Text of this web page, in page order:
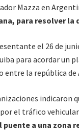
Mazza en
para resolver la
el 26 de
para acordar un
la república de
el tráfico
a una zona